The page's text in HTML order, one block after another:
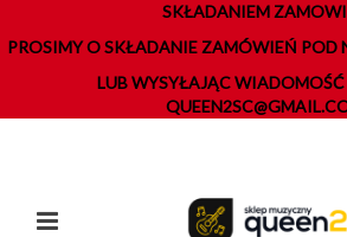
SKŁADANIEM
PROSIMY O SKŁADANIE ZAMÓWIEŃ POD
LUB WYSYŁAJĄC WIADOMOŚĆ